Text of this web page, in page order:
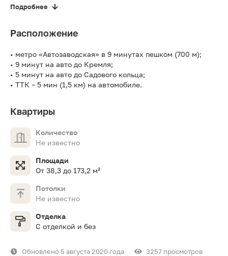
Подробнее
Расположение
• метро «Автозаводская» в 9 минутах пешком (700 м);
• 9 минут на авто до Кремля;
• 5 минут на авто до Садового кольца;
• ТТК – 5 мин (1,5 км) на автомобиле.
Квартиры
Количество
Не известно
Площади
От 38,3 до 173,2 м²
Потолки
Не известно
Отделка
С отделкой и без
Обновлено 5 августа 2020 года 3257 просмотров